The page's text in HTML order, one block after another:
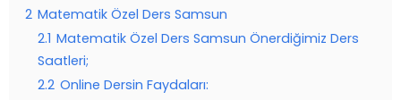
2 Matematik Özel Ders Samsun
2.1 Matematik Özel Ders Samsun Önerdiğimiz Ders
Saatleri;
2.2 Online Dersin Faydaları: